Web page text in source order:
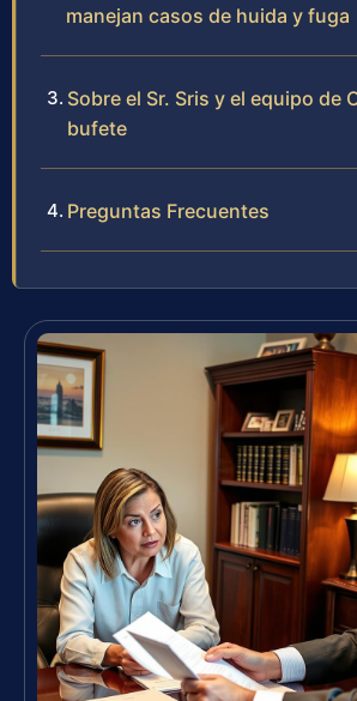
manejan casos de huida y fuga
Sobre el Sr. Sris y el equipo de
bufete
Preguntas Frecuentes